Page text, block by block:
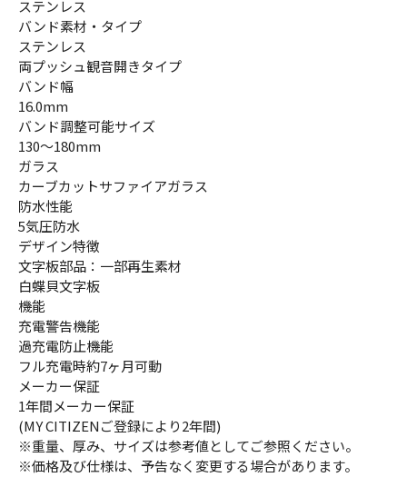
ステンレス
バンド素材・タイプ
ステンレス
両プッシュ観音開きタイプ
バンド幅
16.0mm
バンド調整可能サイズ
130～180mm
ガラス
カーブカットサファイアガラス
防水性能
5気圧防水
デザイン特徴
文字板部品：一部再生素材
白蝶貝文字板
機能
充電警告機能
過充電防止機能
フル充電時約7ヶ月可動
メーカー保証
1年間メーカー保証
(MY CITIZENご登録により2年間)
※重量、厚み、サイズは参考値としてご参照ください。
※価格及び仕様は、予告なく変更する場合があります。